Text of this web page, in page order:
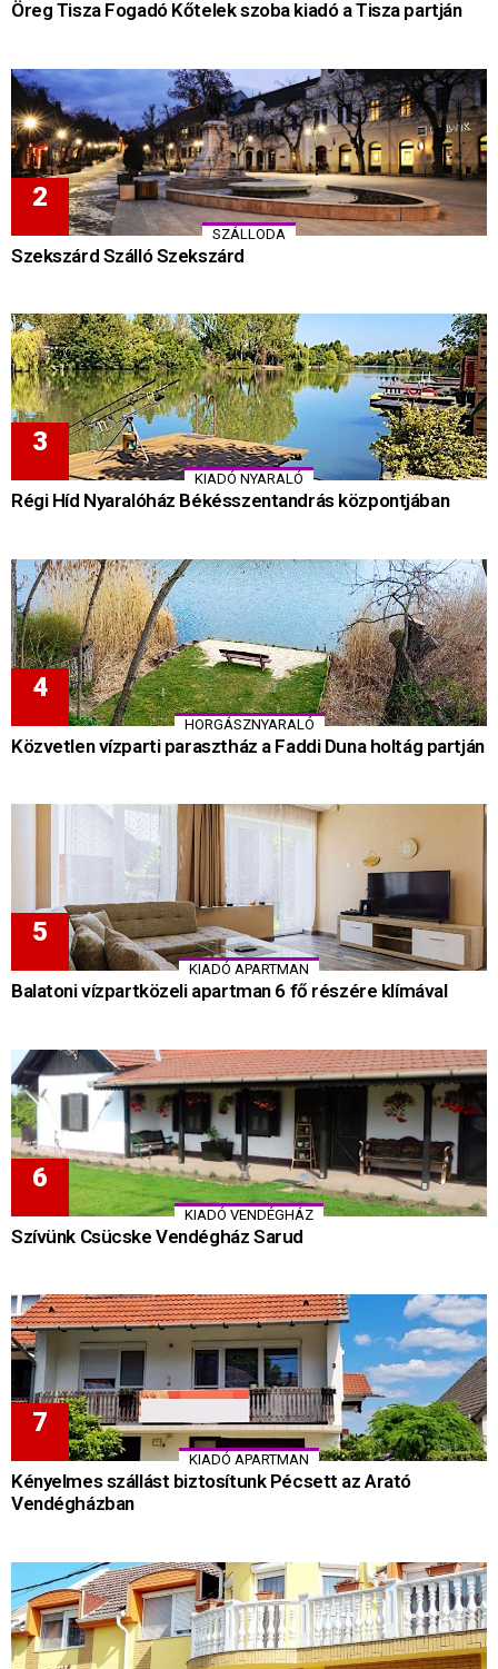
Öreg Tisza Fogadó Kőtelek szoba kiadó a Tisza partján
SZÁLLODA
Szekszárd Szálló Szekszárd
KIADÓ NYARALÓ
Régi Híd Nyaralóház Békésszentandrás központjában
HORGÁSZNYARALÓ
Közvetlen vízparti parasztház a Faddi Duna holtág partján
KIADÓ APARTMAN
Balatoni vízpartközeli apartman 6 fő részére klímával
KIADÓ VENDÉGHÁZ
Szívünk Csücske Vendégház Sarud
KIADÓ APARTMAN
Kényelmes szállást biztosítunk Pécsett az Arató
Vendégházban